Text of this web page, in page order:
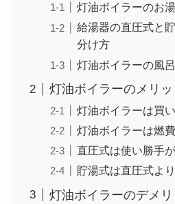
灯油ボイラーのお
給湯器の直圧式と
分け方
灯油ボイラーの風
灯油ボイラーのメリッ
灯油ボイラーは買
灯油ボイラーは燃
直圧式は使い勝手
貯湯式は直圧式よ
灯油ボイラーのデメリ